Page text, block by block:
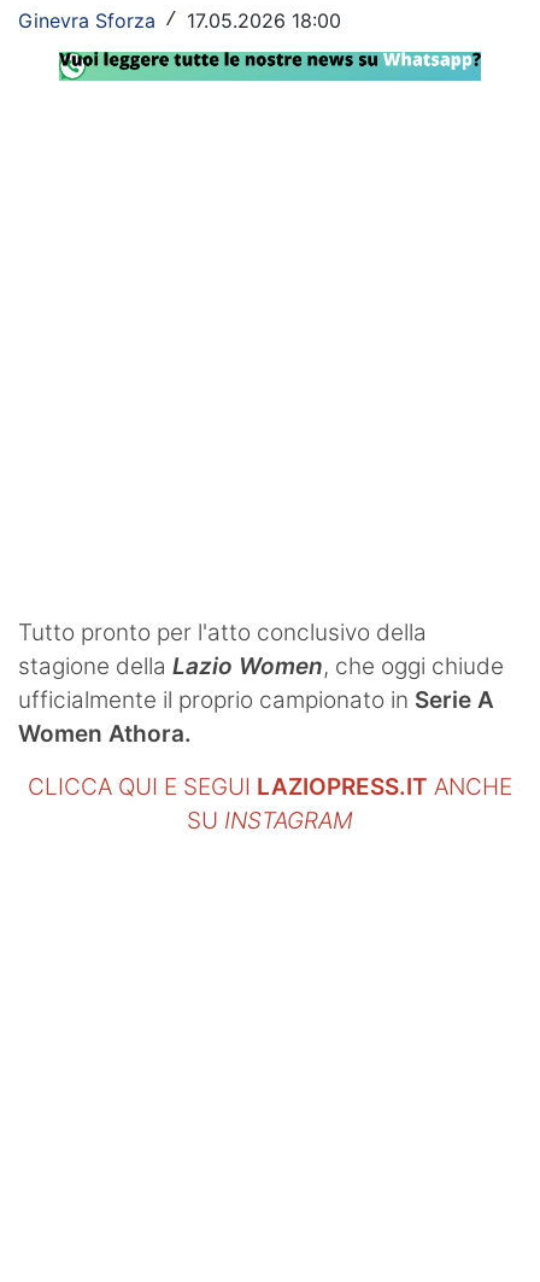
Ginevra Sforza / 17.05.2026 18:00
Tutto pronto per l'atto conclusivo della
stagione della Lazio Women, che oggi chiude
ufficialmente il proprio campionato in Serie A
Women Athora.
CLICCA QUI E SEGUI LAZIOPRESS.IT ANCHE
SU INSTAGRAM